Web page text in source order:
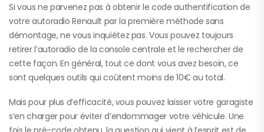
Si vous ne parvenez pas à obtenir le code authentification de
votre autoradio Renault par la première méthode sans
démontage, ne vous inquiétez pas. Vous pouvez toujours
retirer l’autoradio de la console centrale et le rechercher de
cette façon. En général, tout ce dont vous avez besoin, ce
sont quelques outils qui coûtent moins de 10€ au total.
Mais pour plus d’efficacité, vous pouvez laisser votre garagiste
s’en charger pour éviter d’endommager votre véhicule. Une